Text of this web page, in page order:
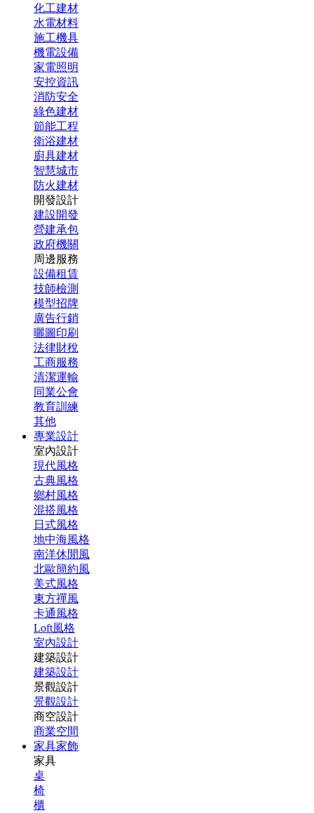
化工建材
水電材料
施工機具
機電設備
家電照明
安控資訊
消防安全
綠色建材
節能工程
衛浴建材
廚具建材
智慧城市
防火建材
開發設計
建設開發
營建承包
政府機關
周邊服務
設備租賃
技師檢測
模型招牌
廣告行銷
曬圖印刷
法律財稅
工商服務
清潔運輸
同業公會
教育訓練
其他
專業設計
室內設計
現代風格
古典風格
鄉村風格
混搭風格
日式風格
地中海風格
南洋休閒風
北歐簡約風
美式風格
東方禪風
卡通風格
Loft風格
室內設計
建築設計
建築設計
景觀設計
景觀設計
商空設計
商業空間
家具家飾
家具
桌
椅
櫃